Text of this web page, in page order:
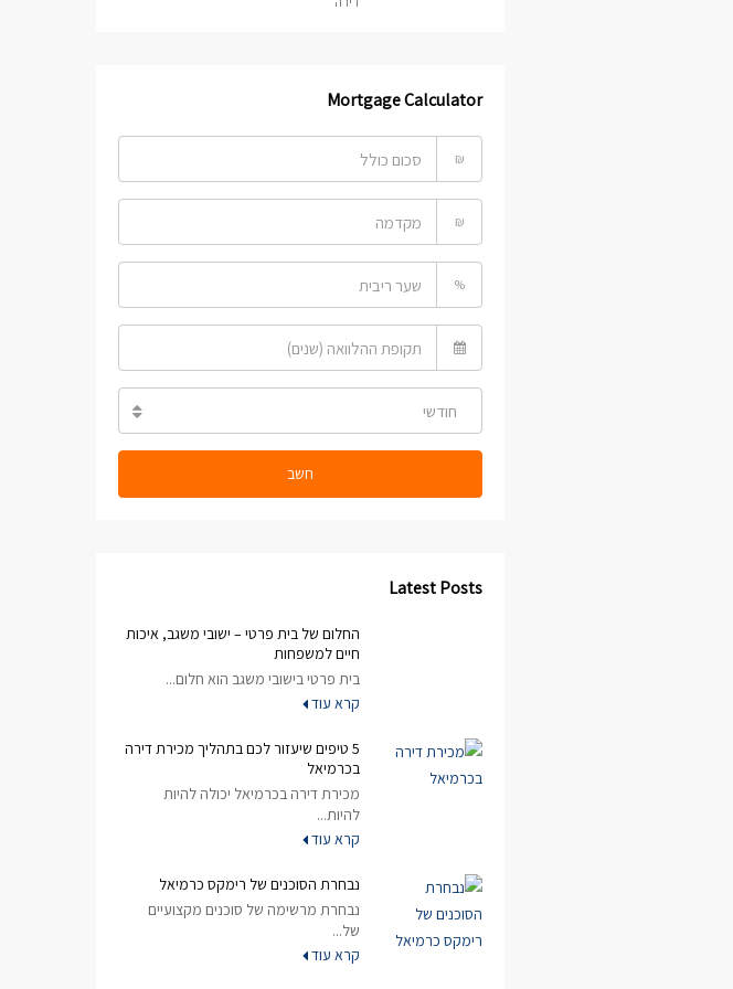
Mortgage Calculator
₪
₪
%
חודשי
חשב
Latest Posts
החלום של בית פרטי – ישובי משגב, איכות
חיים למשפחות
בית פרטי בישובי משגב הוא חלום...
קרא עוד
5 טיפים שיעזור לכם בתהליך מכירת דירה
בכרמיאל
מכירת דירה בכרמיאל יכולה להיות
להיות...
קרא עוד
נבחרת הסוכנים של רימקס כרמיאל
נבחרת מרשימה של סוכנים מקצועיים
של...
קרא עוד